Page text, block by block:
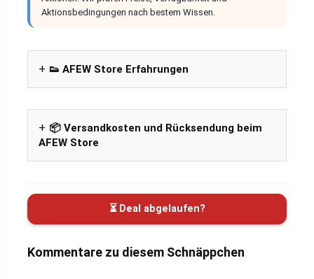
Aktionsbedingungen nach bestem Wissen.
👟 AFEW Store Erfahrungen
📦 Versandkosten und Rücksendung beim
AFEW Store
⏳ Deal abgelaufen?
Kommentare zu diesem Schnäppchen